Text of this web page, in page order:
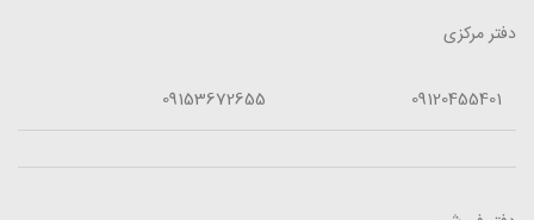
دفتر مرکزی
09120455401
09153672655